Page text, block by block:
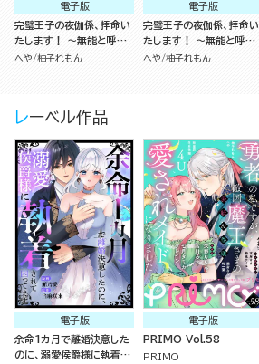
電子版
完璧王子の夜伽係、拝命い
たします！ ～無能と呼ば
れた羊数え姫は甘い日々に
へや 柚子れもん
電子版
完璧王子の夜伽係、拝命い
たします！ ～無能と呼ば
れた羊数え姫は甘い日々に
へや 柚子れもん
レーベル作品
電子版
余命1カ月で離婚決意した
のに、溺愛侯爵様に執着さ
電子版
PRIMO Vol.58
PRIMO